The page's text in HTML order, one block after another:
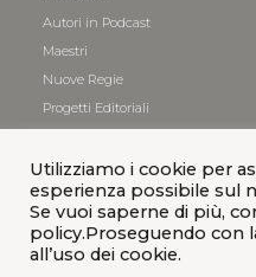
Autori in Podcast
Maestri
Nuove Regie
Progetti Editoriali
Utilizziamo i cookie per
esperienza possibile sul
Se vuoi saperne di più,
policy.Proseguendo con
all’uso dei cookie.